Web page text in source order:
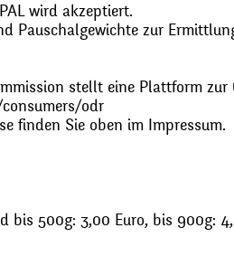
wird akzeptiert.
Pauschalgewichte zur
stellt eine Plattform
odr
finden Sie oben im Impressum.
bis 500g: 3,00 Euro, bis 900g: